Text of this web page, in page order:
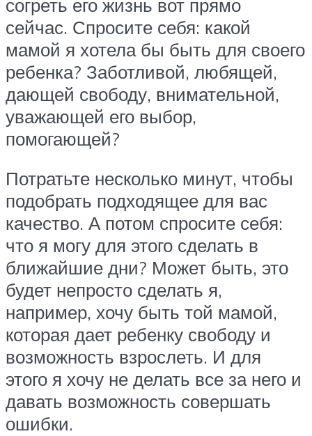
согреть его жизнь вот прямо
сейчас. Спросите себя: какой
мамой я хотела бы быть для своего
ребенка? Заботливой, любящей,
дающей свободу, внимательной,
уважающей его выбор,
помогающей?
Потратьте несколько минут, чтобы
подобрать подходящее для вас
качество. А потом спросите себя:
что я могу для этого сделать в
ближайшие дни? Может быть, это
будет непросто сделать я,
например, хочу быть той мамой,
которая дает ребенку свободу и
возможность взрослеть. И для
этого я хочу не делать все за него и
давать возможность совершать
ошибки.